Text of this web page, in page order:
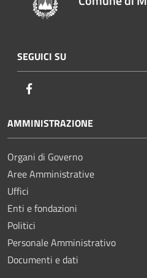
SEGUICI SU
AMMINISTRAZIONE
Organi di Governo
Aree Amministrative
Uffici
Enti e fondazioni
Politici
Personale Amministrativo
Documenti e dati